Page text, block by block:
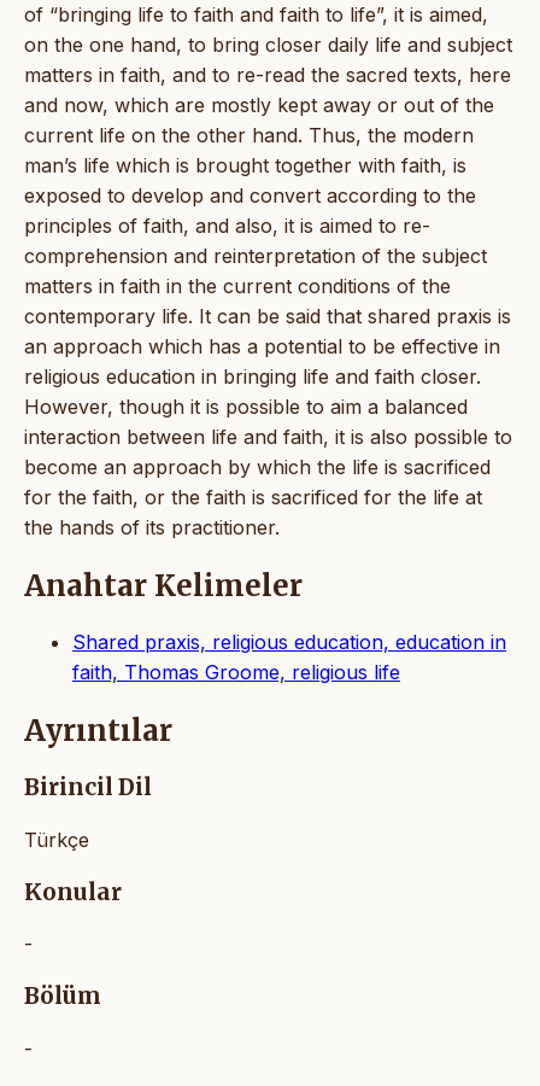
of “bringing life to faith and faith to life”, it is aimed,
on the one hand, to bring closer daily life and subject
matters in faith, and to re-read the sacred texts, here
and now, which are mostly kept away or out of the
current life on the other hand. Thus, the modern
man’s life which is brought together with faith, is
exposed to develop and convert according to the
principles of faith, and also, it is aimed to re-
comprehension and reinterpretation of the subject
matters in faith in the current conditions of the
contemporary life. It can be said that shared praxis is
an approach which has a potential to be effective in
religious education in bringing life and faith closer.
However, though it is possible to aim a balanced
interaction between life and faith, it is also possible to
become an approach by which the life is sacrificed
for the faith, or the faith is sacrificed for the life at
the hands of its practitioner.
Anahtar Kelimeler
Shared praxis, religious education, education in
faith, Thomas Groome, religious life
Ayrıntılar
Birincil Dil
Türkçe
Konular
-
Bölüm
-